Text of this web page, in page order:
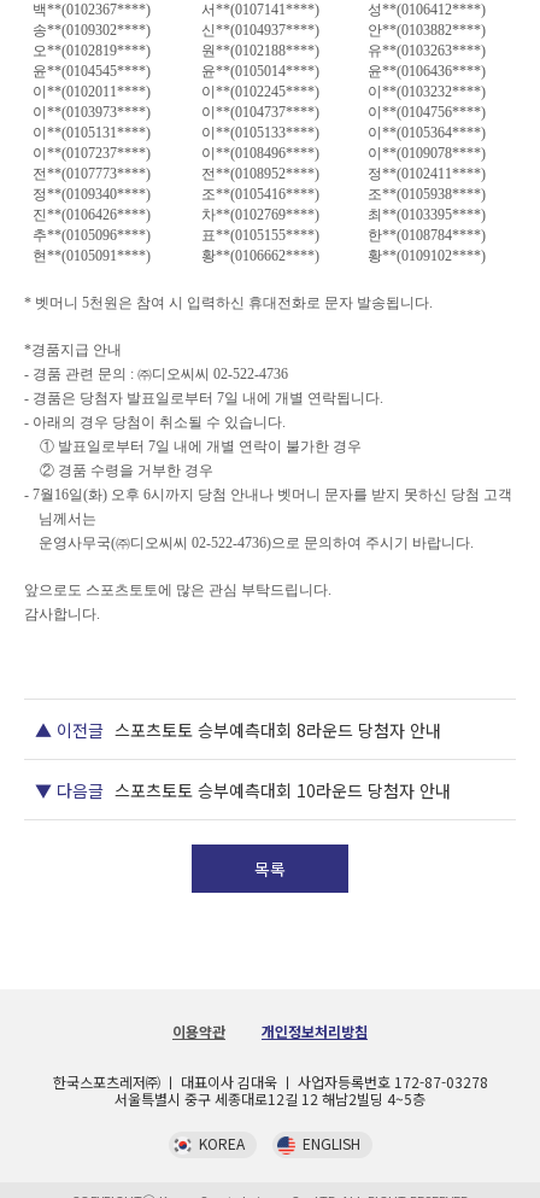
백**(0102367****) 서**(0107141****) 성**(0106412****)
송**(0109302****) 신**(0104937****) 안**(0103882****)
오**(0102819****) 원**(0102188****) 유**(0103263****)
윤**(0104545****) 윤**(0105014****) 윤**(0106436****)
이 **(0102011****) 이 **(0102245****) 이 **(0103232****)
이 **(0103973****) 이 **(0104737****) 이 **(0104756****)
이 **(0105131****) 이 **(0105133****) 이 **(0105364****)
이 **(0107237****) 이 **(0108496****) 이 **(0109078****)
전**(0107773****) 전**(0108952****) 정**(0102411****)
정**(0109340****) 조**(0105416****) 조**(0105938****)
진**(0106426****) 차**(0102769****) 최 **(0103395****)
추**(0105096****) 표**(0105155****) 한**(0108784****)
현**(0105091****) 황**(0106662****) 황**(0109102****)
* 벳머니 5천원은 참여 시 입력하신 휴대전화로 문자 발송됩니다.
*경품지급 안내
- 경품 관련 문의 : ㈜디오씨씨 02-522-4736
- 경품은 당첨자 발표일로부터 7일 내에 개별 연락됩니다.
- 아래의 경우 당첨이 취소될 수 있습니다.
① 발표일로부터 7일 내에 개별 연락이 불가한 경우
② 경품 수령을 거부한 경우
- 7월 16일(화) 오후 6시까지 당첨 안내나 벳머니 문자를 받지 못하신 당첨 고객
님께서는
운영사무국(㈜디오씨씨 02-522-4736)으로 문의하여 주시기 바랍니다.
앞으로도 스포츠토토에 많은 관심 부탁드립니다.
감사합니다.
▲ 이전글 스포츠토토 승부예측대회 8라운드 당첨자 안내
▼ 다음글 스포츠토토 승부예측대회 10라운드 당첨자 안내
목록
이용약관 개인정보처리방침
한국스포츠레저㈜ ㅣ 대표이사 김대욱 ㅣ 사업자등록번호 172-87-03278
서울특별시 중구 세종대로12길 12 해남2빌딩 4~5층
KOREA ENGLISH